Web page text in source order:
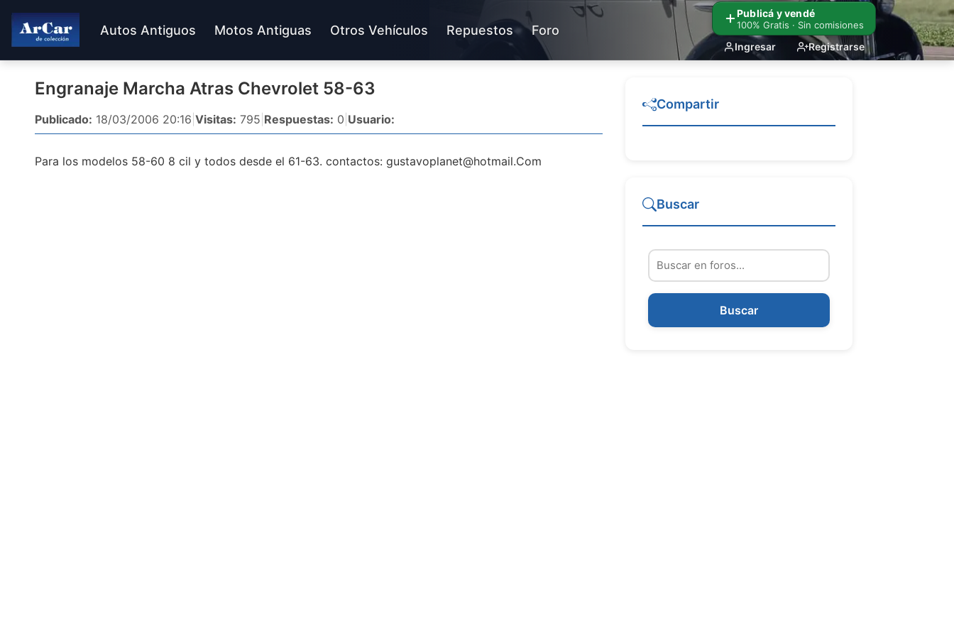
Publicá y vendé
100% Gratis · Sin comisiones
Ingresar Registrarse
Autos Antiguos Motos Antiguas Otros Vehículos Repuestos Foro
Engranaje Marcha Atras Chevrolet 58-63
Publicado: 18/03/2006 20:16 Visitas: 795 Respuestas: 0 Usuario:
Para los modelos 58-60 8 cil y todos desde el 61-63. contactos: gustavoplanet@hotmail.Com
Compartir
Buscar
Buscar